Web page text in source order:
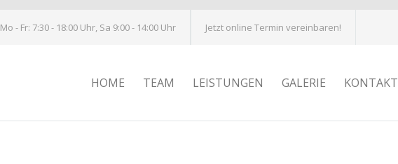
Mo - Fr: 7:30 - 18:00 Uhr, Sa 9:00 - 14:00 Uhr Jetzt online Termin vereinbaren!
HOME TEAM LEISTUNGEN GALERIE KONTAKT